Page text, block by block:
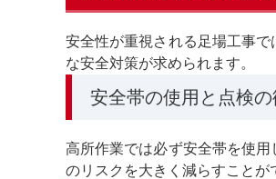
安全性が重視される足場工事
な安全対策が求められます。
安全帯の使用と点検
高所作業では必ず安全帯を使
のリスクを大きく減らすことが